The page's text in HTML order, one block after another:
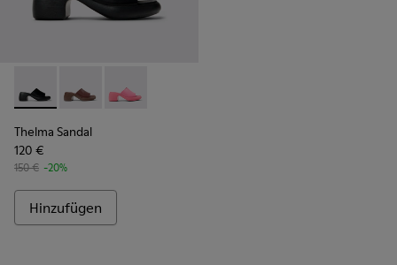
Thelma Sandal - K201722-001 - Schwarze Ledersandalen Für
Thelma Sandal - K201722-007
Thelma Sandal - K201722-006
Thelma Sandal
120 €
150 € -20%
Hinzufügen